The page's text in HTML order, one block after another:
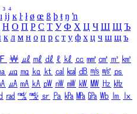
₃ ₄
ı ĳ ĸ ŀ ł ø œ ß þ ŧ ŋ ŉ
Н О П Р С Т У Ф Х Ц Ч Ш Щ Ъ
к л м н о п р с т у ф х ц ч ш щ ъ
Ｆ ￦ ㎕ ㎖ ㎗ ℓ ㎘ ㏄ ㎣ ㎤ ㎥ ㎦
㎍ ㎎ ㎏ ㏏ ㎈ ㎉ ㏈ ㎧ ㎨ ㎰
㎂ ㎃ ㎄ ㎺ ㎻ ㎽ ㎾ ㎿ ㎐ ㎑
㎭ ㎮ ㎯ ㏛ ㎩ ㎪ ㎫ ㎬ ㏝ ㏐
㏓